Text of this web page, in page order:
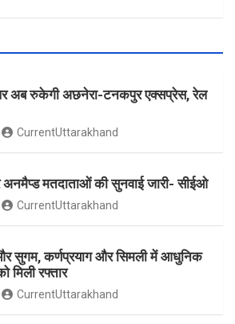
s
a
g
r
a
n
e
r
e
s
i
t
e
r
u
T
u
e
अब रुकेगी अछनेरा-टनकपुर एक्सप्रेस, रेल
CurrentUttarakhand
मतदाताओं की सुनवाई जारी- सीईओ
CurrentUttarakhand
और सुगम, कर्णप्रयाग और सिमली में आधुनिक
मिली रफ्तार
CurrentUttarakhand